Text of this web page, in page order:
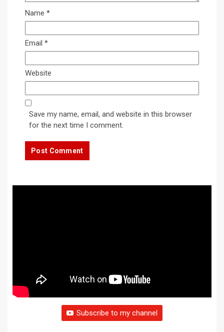
Name *
Email *
Website
Save my name, email, and website in this browser
for the next time I comment.
Subscribe to my channel